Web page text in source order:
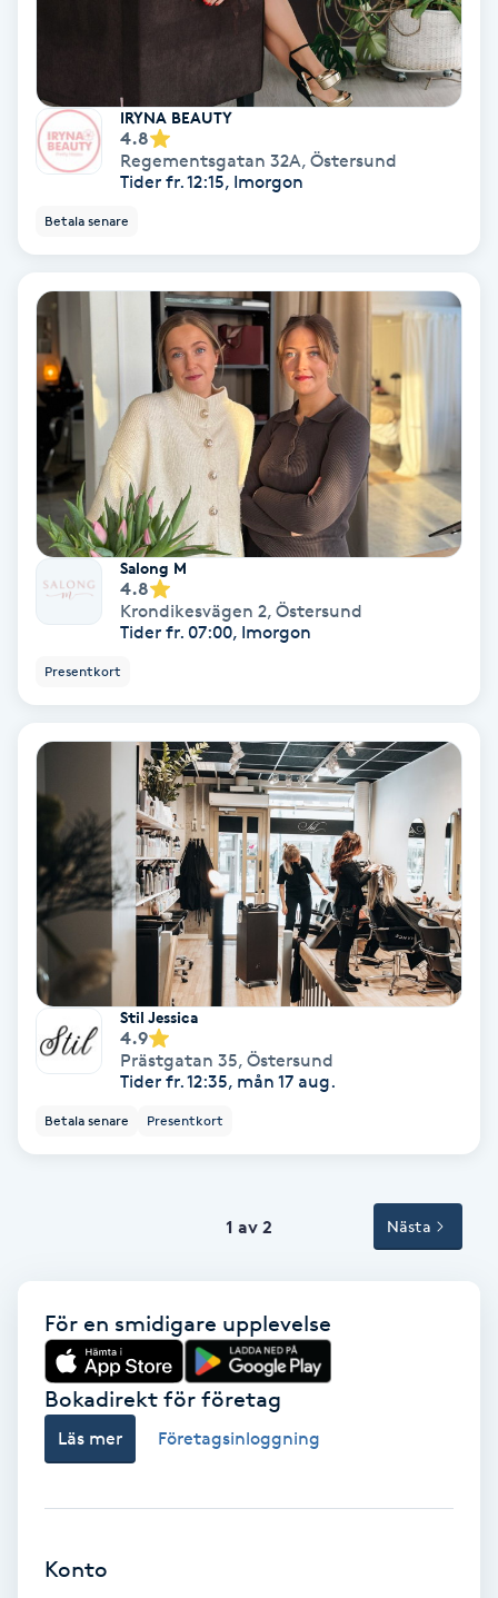
Skönhet
Slingor
Sockring
Spa manikyr & pedikyr
Spa-manikyr
Spa-pedikyr
Spraytan
Stylist
Svettbehandling
Tuina-massage
Taktil massage
Tandblekning
Tandläkare
Tatuering
Toning
Torr hårbotten
IRYNA BEAUTY
4.8
Regementsgatan 32A, Östersund
Tider fr. 12:15, Imorgon
Betala senare
Salong M
4.8
Krondikesvägen 2, Östersund
Tider fr. 07:00, Imorgon
Presentkort
Stil Jessica
4.9
Prästgatan 35, Östersund
Tider fr. 12:35, mån 17 aug.
Betala senare Presentkort
1 av 2 Nästa
För en smidigare upplevelse
Bokadirekt för företag
Läs mer Företagsinloggning
Konto